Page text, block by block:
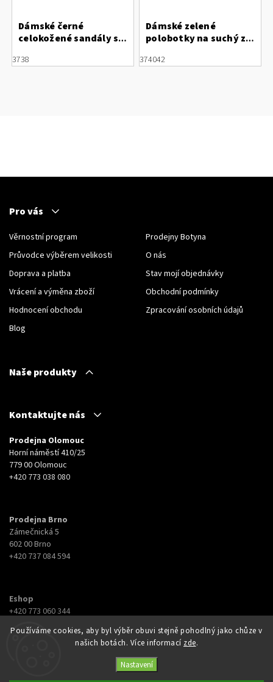
Používáme cookies, aby byl výběr obuvi stejně pohodlný jako chůze v
našich botách. Více informací zde.
Nastavení
Dámské černé
celokožené sandály s
3738
Dámské zelené
polobotky na suchý zip
374042
Pro vás
Věrnostní program
Průvodce výběrem velikosti
Doprava a platba
Vrácení a výměna zboží
Hodnocení obchodu
Blog
Prodejny Botyna
O nás
Stav mojí objednávky
Obchodní podmínky
Zpracování osobních údajů
Naše produkty
Kontaktujte nás
Prodejna Olomouc
Horní náměstí 410/25
779 00 Olomouc
+420 773 038 080
Prodejna Brno
Zámečnická 5
602 00 Brno
+420 737 084 594
Eshop
+420 773 060 344
eshop@botyna.cz